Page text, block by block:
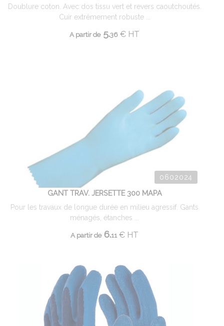
Doublure coton. Avec dos tissu vert et revers caoutchoutés.
Cuir extrêmement robuste ...
A partir de5.36 € HT
0602024
GANT TRAV. JERSETTE 300 MAPA
Pour les travaux de longue durée en milieu agressif. Gants
ménagés, étanches ...
A partir de6.11 € HT